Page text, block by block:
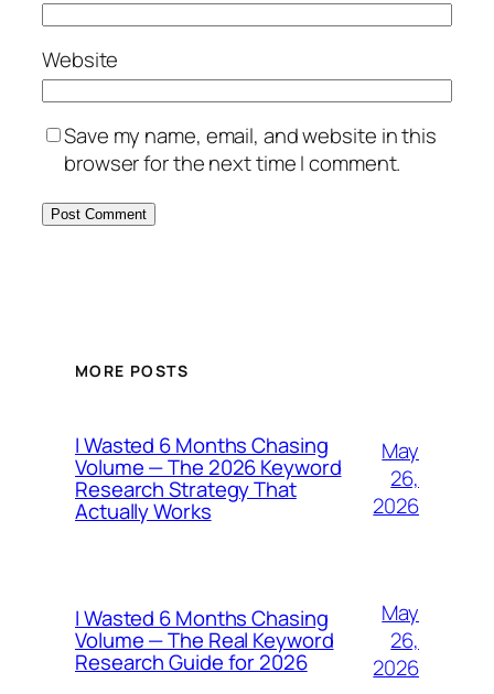
Website
Save my name, email, and website in this
browser for the next time I comment.
MORE POSTS
I Wasted 6 Months Chasing
Volume — The 2026 Keyword
Research Strategy That
Actually Works
May
26,
2026
I Wasted 6 Months Chasing
Volume — The Real Keyword
Research Guide for 2026
May
26,
2026